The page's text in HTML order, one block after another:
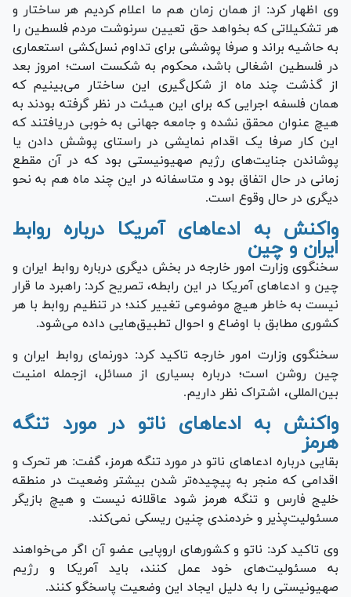
وی اظهار کرد: از همان زمان هم ما اعلام کردیم هر ساختار و
هر تشکیلاتی که بخواهد حق تعیین سرنوشت مردم فلسطین را
به حاشیه براند و صرفا پوششی برای تداوم نسل‌کشی استعماری
در فلسطین اشغالی باشد، محکوم به شکست است؛ امروز بعد
از گذشت چند ماه از شکل‌گیری این ساختار می‌بینیم که
همان فلسفه اجرایی که برای این هیئت در نظر گرفته بودند به
هیچ عنوان محقق نشده و جامعه جهانی به خوبی دریافتند که
این کار صرفا یک اقدام نمایشی در راستای پوشش دادن یا
پوشاندن جنایت‌های رژیم صهیونیستی بود که در آن مقطع
زمانی در حال اتفاق بود و متاسفانه در این چند ماه هم به نحو
دیگری در حال وقوع است.
واکنش به ادعا‌های آمریکا درباره روابط
ایران و چین
سخنگوی وزارت امور خارجه در بخش دیگری درباره روابط ایران و
چین و ادعا‌های آمریکا در این رابطه، تصریح کرد: راهبرد ما قرار
نیست به خاطر هیچ موضوعی تغییر کند؛ در تنظیم روابط با هر
کشوری مطابق با اوضاع و احوال تطبیق‌هایی داده می‌شود.
سخنگوی وزارت امور خارجه تاکید کرد: دورنمای روابط ایران و
چین روشن است؛ درباره بسیاری از مسائل، ازجمله امنیت
بین‌المللی، اشتراک نظر داریم.
واکنش به ادعا‌های ناتو در مورد تنگه
هرمز
بقایی درباره ادعا‌های ناتو در مورد تنگه هرمز، گفت: هر تحرک و
اقدامی که منجر به پیچیده‌تر شدن بیشتر وضعیت در منطقه
خلیج فارس و تنگه هرمز شود عاقلانه نیست و هیچ بازیگر
مسئولیت‌پذیر و خردمندی چنین ریسکی نمی‌کند.
وی تاکید کرد: ناتو و کشور‌های اروپایی عضو آن اگر می‌خواهند
به مسئولیت‌های خود عمل کنند، باید آمریکا و رژیم
صهیونیستی را به دلیل ایجاد این وضعیت پاسخگو کنند.